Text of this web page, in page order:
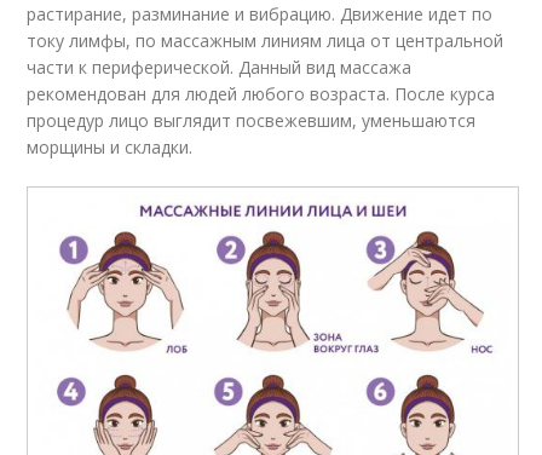
растирание, разминание и вибрацию. Движение идет по
току лимфы, по массажным линиям лица от центральной
части к периферической. Данный вид массажа
рекомендован для людей любого возраста. После курса
процедур лицо выглядит посвежевшим, уменьшаются
морщины и складки.